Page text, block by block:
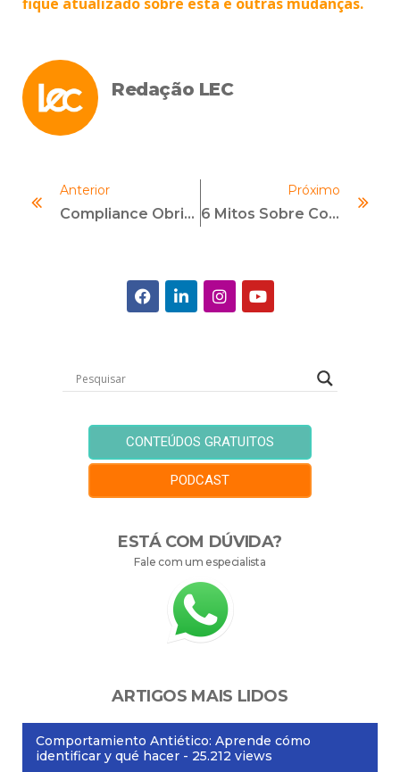
Redação LEC
Anterior
Compliance Obrigatório: DF Adere À Tendência Nas Contratações Do Setor Público
Próximo
6 Mitos Sobre Compliance Anticorrupção
CONTEÚDOS GRATUITOS
PODCAST
ESTÁ COM DÚVIDA?
Fale com um especialista
ARTIGOS MAIS LIDOS
Comportamiento Antiético: Aprende cómo
identificar y qué hacer - 25.212 views